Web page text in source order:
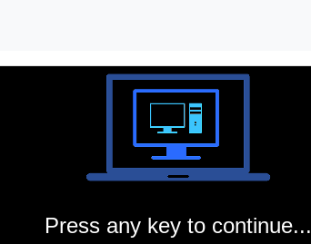
Press any key to continue...